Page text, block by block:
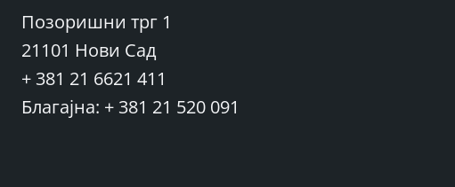
Позоришни трг 1
21101 Нови Сад
+ 381 21 6621 411
Благајна: + 381 21 520 091